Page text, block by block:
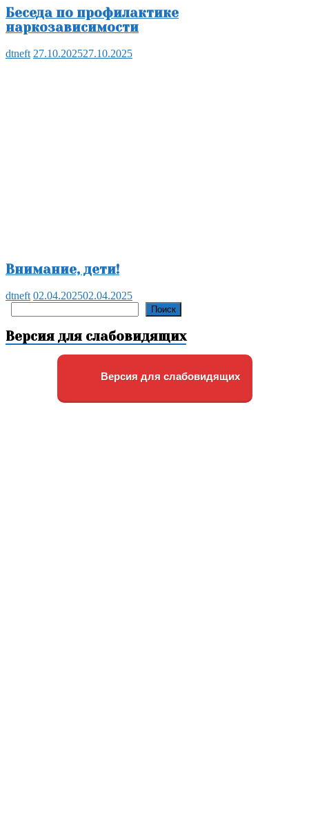
Беседа по профилактике
наркозависимости
dtneft 27.10.202527.10.2025
Внимание, дети!
dtneft 02.04.202502.04.2025
Поиск
Версия для слабовидящих
Версия для слабовидящих